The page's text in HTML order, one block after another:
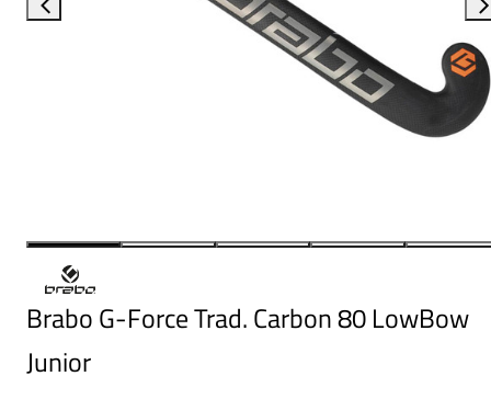
Brabo G-Force Trad. Carbon 80 LowBow
Junior